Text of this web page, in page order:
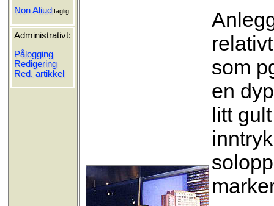
Non Aliud faglig
Administrativt:
Pålogging
Redigering
Red. artikkel
som
en
litt